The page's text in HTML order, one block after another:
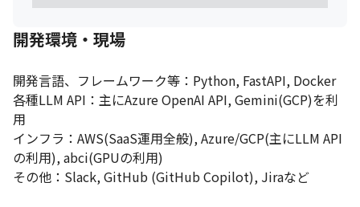
開発環境・現場
開発言語、フレームワーク等：Python, FastAPI, Docker
各種LLM API：主にAzure OpenAI API, Gemini(GCP)を利
用
インフラ：AWS(SaaS運用全般), Azure/GCP(主にLLM API
の利用), abci(GPUの利用)
その他：Slack, GitHub (GitHub Copilot), Jiraなど